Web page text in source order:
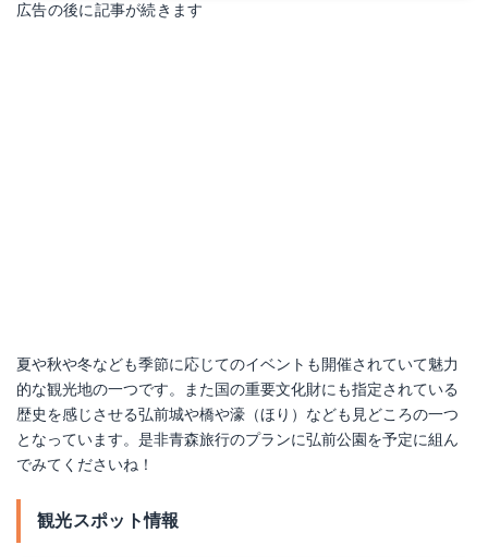
広告の後に記事が続きます
夏や秋や冬なども季節に応じてのイベントも開催されていて魅力
的な観光地の一つです。また国の重要文化財にも指定されている
歴史を感じさせる弘前城や橋や濠（ほり）なども見どころの一つ
となっています。是非青森旅行のプランに弘前公園を予定に組ん
でみてくださいね！
観光スポット情報